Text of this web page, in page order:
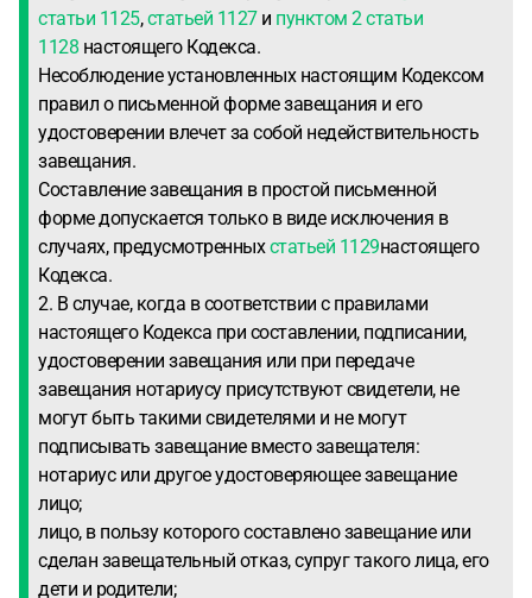
статьи 1125,статьей 1127и пунктом 2 статьи
1128 настоящего Кодекса.
Несоблюдение установленных настоящим Кодексом
правил о письменной форме завещания и его
удостоверении влечет за собой недействительность
завещания.
Составление завещания в простой письменной
форме допускается только в виде исключения в
случаях, предусмотренныхстатьей 1129настоящего
Кодекса.
2. В случае, когда в соответствии с правилами
настоящего Кодекса при составлении, подписании,
удостоверении завещания или при передаче
завещания нотариусу присутствуют свидетели, не
могут быть такими свидетелями и не могут
подписывать завещание вместо завещателя:
нотариус или другое удостоверяющее завещание
лицо;
лицо, в пользу которого составлено завещание или
сделан завещательный отказ, супруг такого лица, его
дети и родители;